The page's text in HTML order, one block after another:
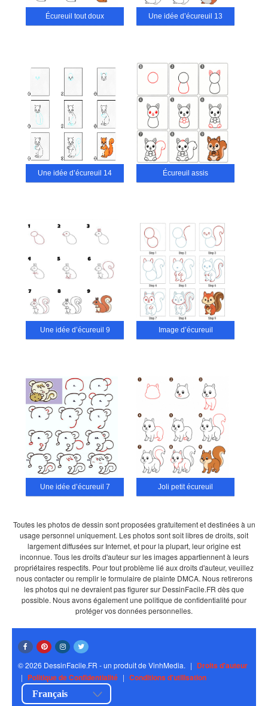
Écureuil tout doux Une idée d’écureuil 13
Une idée d’écureuil 14 Écureuil assis
Une idée d’écureuil 9 Image d’écureuil
Une idée d’écureuil 7 Joli petit écureuil
Toutes les photos de dessin sont proposées gratuitement et destinées à un
usage personnel uniquement. Les photos sont soit libres de droits, soit
largement diffusées sur Internet, et pour la plupart, leur origine est
inconnue. Tous les droits d'auteur sur les images appartiennent à leurs
propriétaires respectifs. Pour tout problème lié aux droits d'auteur, veuillez
nous contacter ou remplir le formulaire de plainte DMCA. Nous retirerons
les photos qui ne devraient pas figurer sur DessinFacile.FR dès que
possible. Nous avons également une politique de confidentialité pour
protéger vos données personnelles.
© 2026 DessinFacile.FR - un produit de VinhMedia. | Droits d'auteur
| Politique de Confidentialité | Conditions d'utilisation
Français